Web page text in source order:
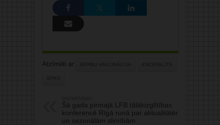
Atzīmēti ar: BĒRNU VAKCINĀCIJA ENCEFALĪTS
SPKV
Šā gada pirmajā LFB tālākizglītības
konferencē Rīgā runā par aktualitātēm
un sezonālām slimībām